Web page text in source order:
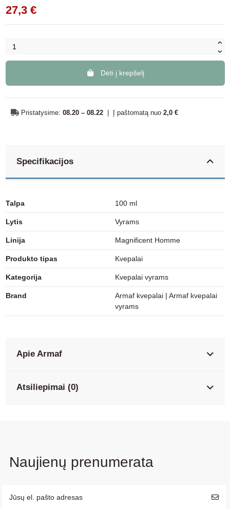
27,3 €
Dėti į krepšelį
Pristatysime: 08.20 – 08.22 | Į paštomatą nuo 2,0 €
Specifikacijos
Talpa 100 ml
Lytis Vyrams
Linija Magnificent Homme
Produkto tipas Kvepalai
Kategorija Kvepalai vyrams
Brand Armaf kvepalai | Armaf kvepalai
vyrams
Apie Armaf
Atsiliepimai (0)
Naujienų prenumerata